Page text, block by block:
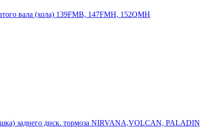
вала (хола) 139FMB, 147FMH, 152QMH
заднего диск. тормоза NIRVANA,VOLCAN, PALADIN